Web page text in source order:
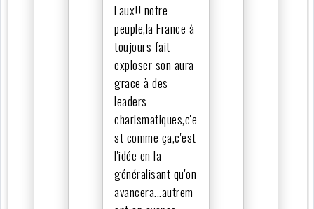
Faux!! notre
peuple,la France à
toujours fait
exploser son aura
grace à des
leaders
charismatiques,c'e
st comme ça,c'est
l'idée en la
généralisant qu'on
avancera...autrem